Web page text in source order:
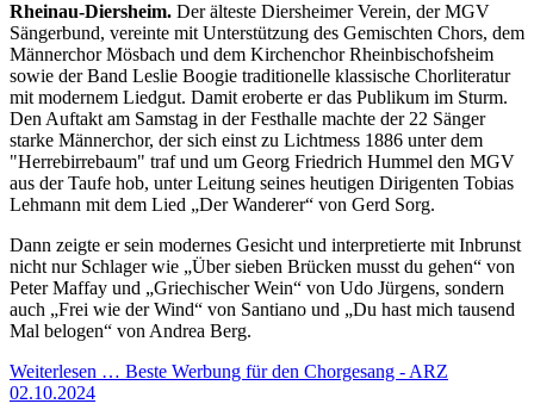
Rheinau-Diersheim. Der älteste Diersheimer Verein, der MGV
Sängerbund, vereinte mit Unterstützung des Gemischten Chors, dem
Männerchor Mösbach und dem Kirchenchor Rheinbischofsheim
sowie der Band Leslie Boogie traditionelle klassische Chorliteratur
mit modernem Liedgut. Damit eroberte er das Publikum im Sturm.
Den Auftakt am Samstag in der Festhalle machte der 22 Sänger
starke Männerchor, der sich einst zu Lichtmess 1886 unter dem
"Herrebirrebaum" traf und um Georg Friedrich Hummel den MGV
aus der Taufe hob, unter Leitung seines heutigen Dirigenten Tobias
Lehmann mit dem Lied „Der Wanderer“ von Gerd Sorg.
Dann zeigte er sein modernes Gesicht und interpretierte mit Inbrunst
nicht nur Schlager wie „Über sieben Brücken musst du gehen“ von
Peter Maffay und „Griechischer Wein“ von Udo Jürgens, sondern
auch „Frei wie der Wind“ von Santiano und „Du hast mich tausend
Mal belogen“ von Andrea Berg.
Weiterlesen … Beste Werbung für den Chorgesang - ARZ
02.10.2024